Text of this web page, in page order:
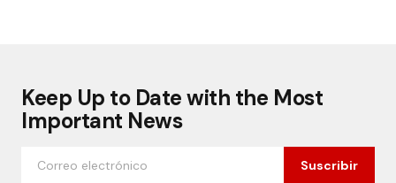
Keep Up to Date with the Most
Important News
Suscribir